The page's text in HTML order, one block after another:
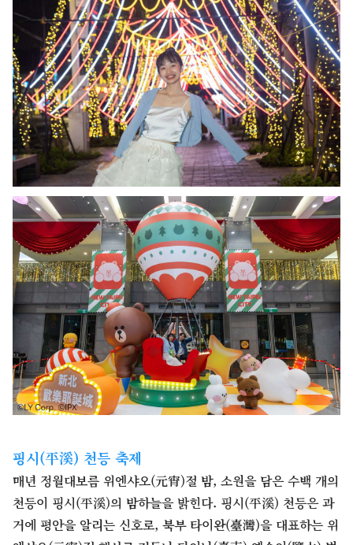
핑시(平溪) 천등 축제
매년 정월대보름 위엔샤오(元宵)절 밤, 소원을 담은 수백 개의
천등이 핑시(平溪)의 밤하늘을 밝힌다. 핑시(平溪) 천등은 과
거에 평안을 알리는 신호로, 북부 타이완(臺灣)을 대표하는 위